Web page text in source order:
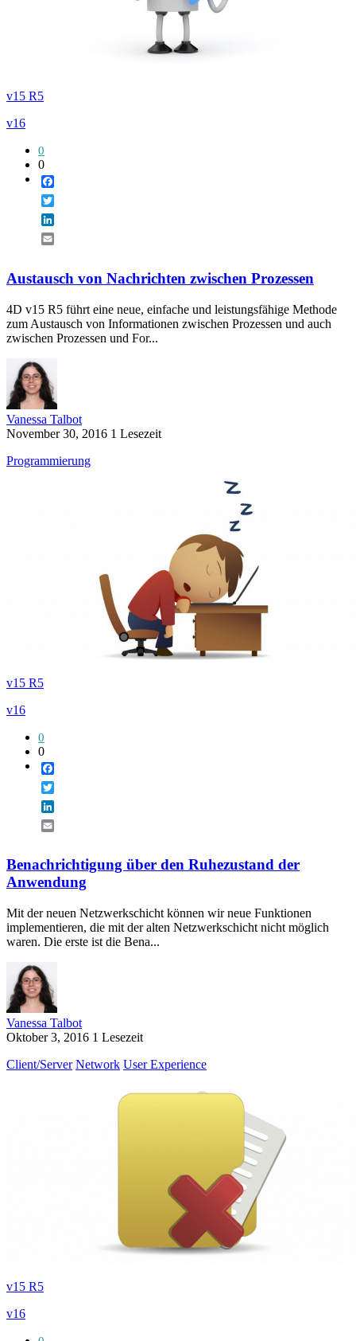
v15 R5
v16
0
0
Austausch von Nachrichten zwischen Prozessen
4D v15 R5 führt eine neue, einfache und leistungsfähige Methode
zum Austausch von Informationen zwischen Prozessen und auch
zwischen Prozessen und For...
Vanessa Talbot
November 30, 2016 1 Lesezeit
Programmierung
v15 R5
v16
0
0
Benachrichtigung über den Ruhezustand der
Anwendung
Mit der neuen Netzwerkschicht können wir neue Funktionen
implementieren, die mit der alten Netzwerkschicht nicht möglich
waren. Die erste ist die Bena...
Vanessa Talbot
Oktober 3, 2016 1 Lesezeit
Client/Server Network User Experience
v15 R5
v16